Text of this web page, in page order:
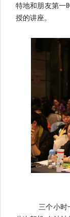
特地和朋友第一
授的讲座。
三个小时